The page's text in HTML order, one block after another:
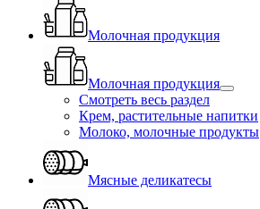
Молочная продукция
Молочная продукция
Смотреть весь раздел
Крем, растительные напитки
Молоко, молочные продукты
Мясные деликатесы